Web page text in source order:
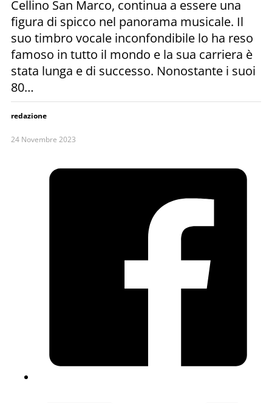
Cellino San Marco, continua a essere una
figura di spicco nel panorama musicale. Il
suo timbro vocale inconfondibile lo ha reso
famoso in tutto il mondo e la sua carriera è
stata lunga e di successo. Nonostante i suoi
80…
redazione
24 Novembre 2023